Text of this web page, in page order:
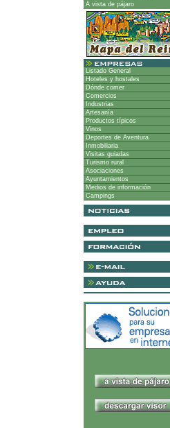
A vista de pájaro
Listado General
Hoteles y hostales
Dónde comer
Comercios
Industrias
Artesanía
Productos típicos
Vinos
Deportes de Aventura
Inmobiliaria
Visitas guiadas
Turismo rural
Asociaciones
Ayuntamientos
Medios de información
Campings